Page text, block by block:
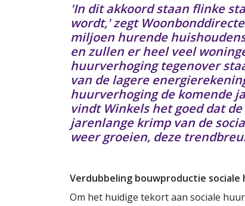
'In dit akkoord staan flinke
wordt,' zegt
miljoen hurende
en zullen er heel veel
huurverhoging tegenover
van de lagere
huurverhoging de komende
vindt Winkels het goed dat
jarenlange krimp van de
weer groeien, deze
Verdubbeling bouwproductie sociale
Om het huidige tekort aan sociale